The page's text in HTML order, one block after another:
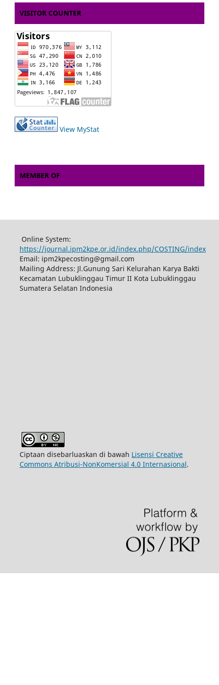
VISITOR COUNTER
View MyStat
MEMBER OF
Online System:
https://journal.ipm2kpe.or.id/index.php/COSTING/index
Email: ipm2kpecosting@gmail.com
Mailing Address: Jl.Gunung Sari Kelurahan Karya Bakti
Kecamatan Lubuklinggau Timur II Kota Lubuklinggau
Sumatera Selatan Indonesia
Ciptaan disebarluaskan di bawah Lisensi Creative
Commons Atribusi-NonKomersial 4.0 Internasional.